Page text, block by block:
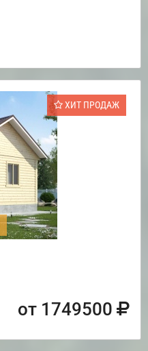
ХИТ ПРОДАЖ
от 1749500